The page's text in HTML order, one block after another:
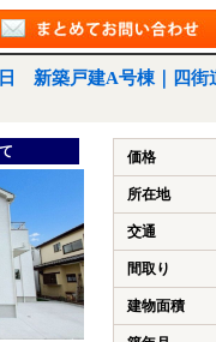
新築戸建A号棟｜四街
価格
所在地
交通
間取り
建物面積